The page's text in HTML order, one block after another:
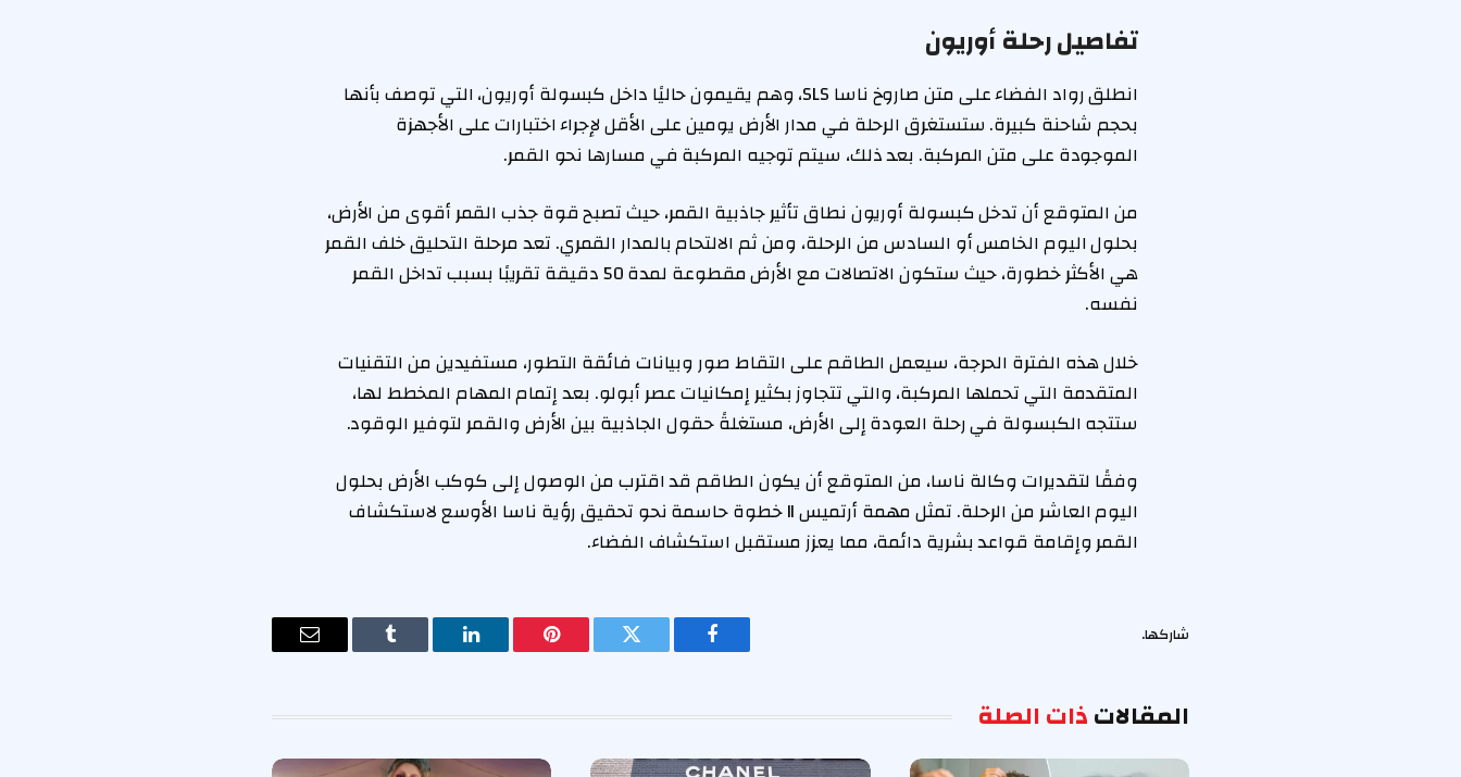
تفاصيل رحلة أوريون
انطلق رواد الفضاء على متن صاروخ ناسا SLS، وهم يقيمون حاليًا داخل كبسولة أوريون، التي توصف بأنها
بحجم شاحنة كبيرة. ستستغرق الرحلة في مدار الأرض يومين على الأقل لإجراء اختبارات على الأجهزة
الموجودة على متن المركبة. بعد ذلك، سيتم توجيه المركبة في مسارها نحو القمر.
من المتوقع أن تدخل كبسولة أوريون نطاق تأثير جاذبية القمر، حيث تصبح قوة جذب القمر أقوى من الأرض،
بحلول اليوم الخامس أو السادس من الرحلة، ومن ثم الالتحام بالمدار القمري. تعد مرحلة التحليق خلف القمر
هي الأكثر خطورة، حيث ستكون الاتصالات مع الأرض مقطوعة لمدة 50 دقيقة تقريبًا بسبب تداخل القمر
نفسه.
خلال هذه الفترة الحرجة، سيعمل الطاقم على التقاط صور وبيانات فائقة التطور، مستفيدين من التقنيات
المتقدمة التي تحملها المركبة، والتي تتجاوز بكثير إمكانيات عصر أبولو. بعد إتمام المهام المخطط لها،
ستتجه الكبسولة في رحلة العودة إلى الأرض، مستغلةً حقول الجاذبية بين الأرض والقمر لتوفير الوقود.
وفقًا لتقديرات وكالة ناسا، من المتوقع أن يكون الطاقم قد اقترب من الوصول إلى كوكب الأرض بحلول
اليوم العاشر من الرحلة. تمثل مهمة أرتميس II خطوة حاسمة نحو تحقيق رؤية ناسا الأوسع لاستكشاف
القمر وإقامة قواعد بشرية دائمة، مما يعزز مستقبل استكشاف الفضاء.
شاركها.
فيسبوك تويتر بينتيريستلينكدإن Tumblr
البريد
المقالاتذات الصلة